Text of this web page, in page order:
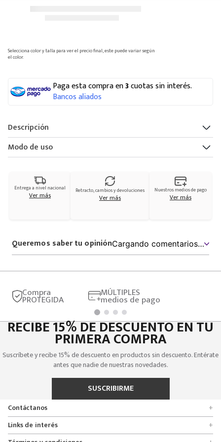
Navegar por categorías
Productos que te pueden interesar